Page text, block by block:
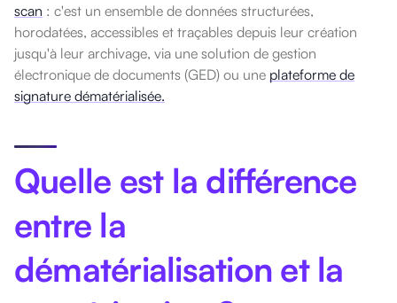
scan : c'est un ensemble de données structurées,
horodatées, accessibles et traçables depuis leur création
jusqu'à leur archivage, via une solution de gestion
électronique de documents (GED) ou une plateforme de
signature dématérialisée.
Quelle est la différence
entre la
dématérialisation et la